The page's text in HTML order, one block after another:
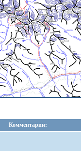
Комментарии: